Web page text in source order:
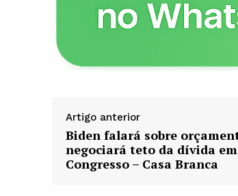
Artigo anterior
Biden falará sobre
negociará teto da dívida
Congresso – Casa Branca